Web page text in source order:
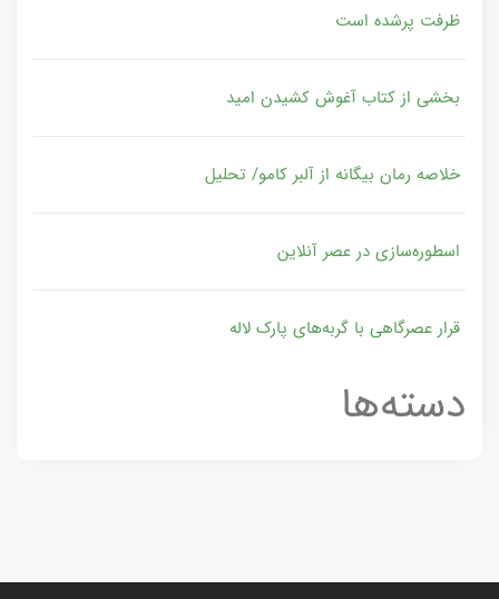
ظرفت پرشده‌ است
بخشی از کتاب آغوش کشیدن امید
خلاصه رمان بیگانه از آلبر کامو/ تحلیل
اسطوره‌سازی در عصر آنلاین
قرار عصرگاهی با گربه‌های پارک لاله
دسته‌ها